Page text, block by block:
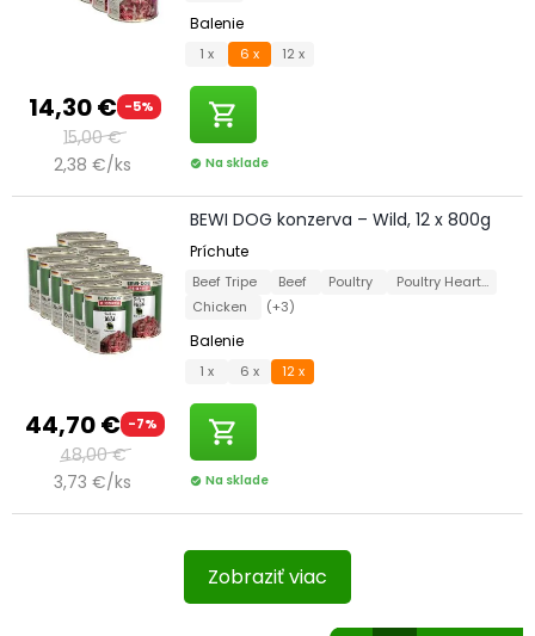
14,30 € -5%
15,00 €
2,38 €/ks
Balenie
1 x 6 x 12 x
shopping_cart
check_circle Na sklade
44,70 € -7%
48,00 €
3,73 €/ks
BEWI DOG konzerva – Wild, 12 x 800g
Príchute
Beef Tripe Beef Poultry
Poultry Hearts
Chicken
(+3)
Balenie
1 x 6 x 12 x
shopping_cart
check_circle Na sklade
Zobraziť viac